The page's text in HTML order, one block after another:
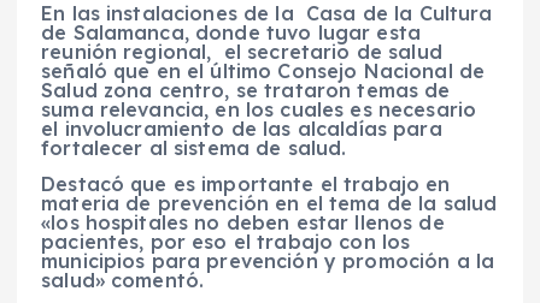
En las instalaciones de la Casa de la Cultura
de Salamanca, donde tuvo lugar esta
reunión regional, el secretario de salud
señaló que en el último Consejo Nacional de
Salud zona centro, se trataron temas de
suma relevancia, en los cuales es necesario
el involucramiento de las alcaldías para
fortalecer al sistema de salud.
Destacó que es importante el trabajo en
materia de prevención en el tema de la salud
«los hospitales no deben estar llenos de
pacientes, por eso el trabajo con los
municipios para prevención y promoción a la
salud» comentó.